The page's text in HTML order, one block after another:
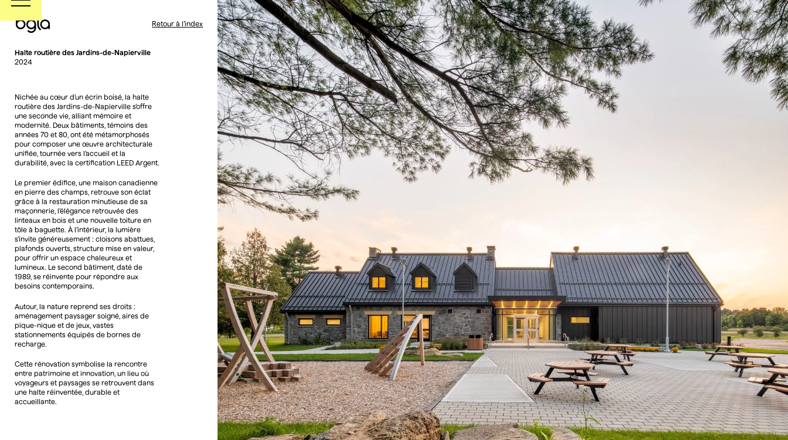
Retour à l’index
Retour à l’index
Halte routière des Jardins-de-Napierville
2024
Nichée au cœur d’un écrin boisé, la halte
routière des Jardins-de-Napierville s’offre
une seconde vie, alliant mémoire et
modernité. Deux bâtiments, témoins des
années 70 et 80, ont été métamorphosés
pour composer une œuvre architecturale
unifiée, tournée vers l’accueil et la
durabilité, avec la certification LEED Argent.
Le premier édifice, une maison canadienne
en pierre des champs, retrouve son éclat
grâce à la restauration minutieuse de sa
maçonnerie, l’élégance retrouvée des
linteaux en bois et une nouvelle toiture en
tôle à baguette. À l’intérieur, la lumière
s’invite généreusement : cloisons abattues,
plafonds ouverts, structure mise en valeur,
pour offrir un espace chaleureux et
lumineux. Le second bâtiment, daté de
1989, se réinvente pour répondre aux
besoins contemporains.
Autour, la nature reprend ses droits :
aménagement paysager soigné, aires de
pique-nique et de jeux, vastes
stationnements équipés de bornes de
recharge.
Cette rénovation symbolise la rencontre
entre patrimoine et innovation, un lieu où
voyageurs et paysages se retrouvent dans
une halte réinventée, durable et
accueillante.